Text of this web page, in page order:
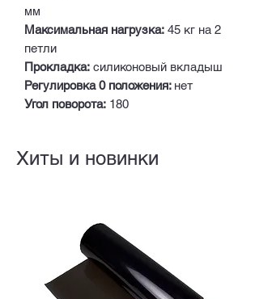
мм
Максимальная нагрузка: 45 кг на 2
петли
Прокладка: силиконовый вкладыш
Регулировка 0 положения: нет
Угол поворота: 180
Хиты и новинки